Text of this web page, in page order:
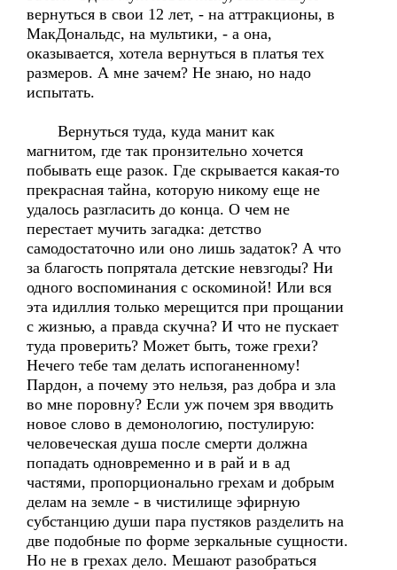
вернуться в свои 12 лет, - на аттракционы, в
МакДональдс, на мультики, - а она,
оказывается, хотела вернуться в платья тех
размеров. А мне зачем? Не знаю, но надо
испытать.
Вернуться туда, куда манит как
магнитом, где так пронзительно хочется
побывать еще разок. Где скрывается какая-то
прекрасная тайна, которую никому еще не
удалось разгласить до конца. О чем не
перестает мучить загадка: детство
самодостаточно или оно лишь задаток? А что
за благость попрятала детские невзгоды? Ни
одного воспоминания с оскоминой! Или вся
эта идиллия только мерещится при прощании
с жизнью, а правда скучна? И что не пускает
туда проверить? Может быть, тоже грехи?
Нечего тебе там делать испоганенному!
Пардон, а почему это нельзя, раз добра и зла
во мне поровну? Если уж почем зря вводить
новое слово в демонологию, постулирую:
человеческая душа после смерти должна
попадать одновременно и в рай и в ад
частями, пропорционально грехам и добрым
делам на земле - в чистилище эфирную
субстанцию души пара пустяков разделить на
две подобные по форме зеркальные сущности.
Но не в грехах дело. Мешают разобраться